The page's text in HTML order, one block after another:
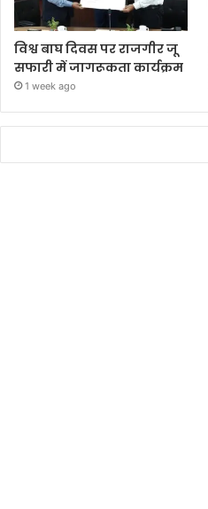
विश्व बाघ दिवस पर राजगीर जू
सफारी में जागरूकता कार्यक्रम
1 week ago